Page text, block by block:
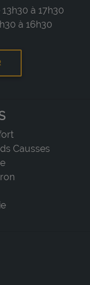
à 17h30
à 16h30
Causses